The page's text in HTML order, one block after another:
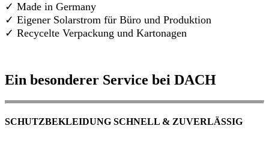
✓ Made in Germany
✓ Eigener Solarstrom für Büro und Produktion
✓ Recycelte Verpackung und Kartonagen
Ein besonderer Service bei DACH
SCHUTZBEKLEIDUNG SCHNELL & ZUVERLÄSSIG